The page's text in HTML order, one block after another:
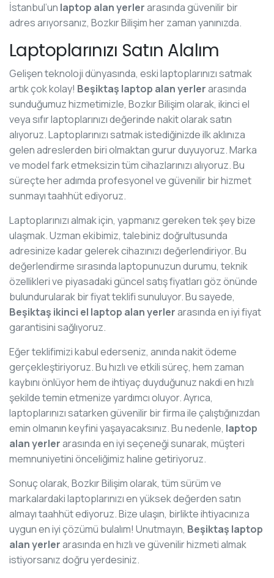
İstanbul’un laptop alan yerlerarasında güvenilir bir
adres arıyorsanız, Bozkır Bilişim her zaman yanınızda.
Laptoplarınızı Satın Alalım
Gelişen teknoloji dünyasında, eski laptoplarınızı satmak
artık çok kolay! Beşiktaş laptop alan yerlerarasında
sunduğumuz hizmetimizle, Bozkır Bilişim olarak, ikinci el
veya sıfır laptoplarınızı değerinde nakit olarak satın
alıyoruz. Laptoplarınızı satmak istediğinizde ilk aklınıza
gelen adreslerden biri olmaktan gurur duyuyoruz. Marka
ve model fark etmeksizin tüm cihazlarınızı alıyoruz. Bu
süreçte her adımda profesyonel ve güvenilir bir hizmet
sunmayı taahhüt ediyoruz.
Laptoplarınızı almak için, yapmanız gereken tek şey bize
ulaşmak. Uzman ekibimiz, talebiniz doğrultusunda
adresinize kadar gelerek cihazınızı değerlendiriyor. Bu
değerlendirme sırasında laptopunuzun durumu, teknik
özellikleri ve piyasadaki güncel satış fiyatları göz önünde
bulundurularak bir fiyat teklifi sunuluyor. Bu sayede,
Beşiktaş ikinci el laptop alan yerlerarasında en iyi fiyat
garantisini sağlıyoruz.
Eğer teklifimizi kabul ederseniz, anında nakit ödeme
gerçekleştiriyoruz. Bu hızlı ve etkili süreç, hem zaman
kaybını önlüyor hem de ihtiyaç duyduğunuz nakdi en hızlı
şekilde temin etmenize yardımcı oluyor. Ayrıca,
laptoplarınızı satarken güvenilir bir firma ile çalıştığınızdan
emin olmanın keyfini yaşayacaksınız. Bu nedenle, laptop
alan yerlerarasında en iyi seçeneği sunarak, müşteri
memnuniyetini önceliğimiz haline getiriyoruz.
Sonuç olarak, Bozkır Bilişim olarak, tüm sürüm ve
markalardaki laptoplarınızı en yüksek değerden satın
almayı taahhüt ediyoruz. Bize ulaşın, birlikte ihtiyacınıza
uygun en iyi çözümü bulalım! Unutmayın, Beşiktaş laptop
alan yerlerarasında en hızlı ve güvenilir hizmeti almak
istiyorsanız doğru yerdesiniz.